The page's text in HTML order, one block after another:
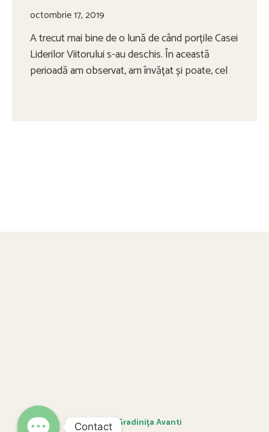
octombrie 17, 2019
A trecut mai bine de o lună de când porțile Casei
Liderilor Viitorului s-au deschis. În această
perioadă am observat, am învățat și poate, cel
© 2023 Gradinița Avanti
Contact